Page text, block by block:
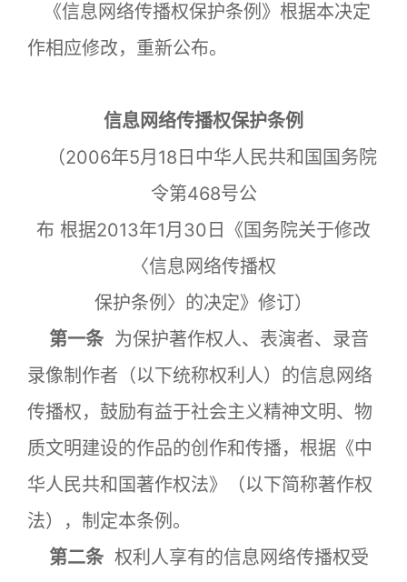
《信息网络传播权保护条例》根据本决定
作相应修改，重新公布。
信息网络传播权保护条例
（2006年5月18日中华人民共和国国务院
令第468号公
布 根据2013年1月30日《国务院关于修改
〈信息网络传播权
保护条例〉的决定》修订）
第一条 为保护著作权人、表演者、录音
录像制作者（以下统称权利人）的信息网络
传播权，鼓励有益于社会主义精神文明、物
质文明建设的作品的创作和传播，根据《中
华人民共和国著作权法》（以下简称著作权
法），制定本条例。
第二条 权利人享有的信息网络传播权受